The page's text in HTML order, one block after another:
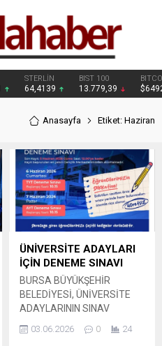
BIST 100
13.779,39
BITCOIN
$64922
Anasayfa Etiket: Haziran
ÜNİVERSİTE ADAYLARI
İÇİN DENEME SINAVI
BURSA BÜYÜKŞEHİR
BELEDİYESİ, ÜNİVERSİTE
ADAYLARININ SINAV
YARDIMCI OLMAK VE
03.06.2026 0 24